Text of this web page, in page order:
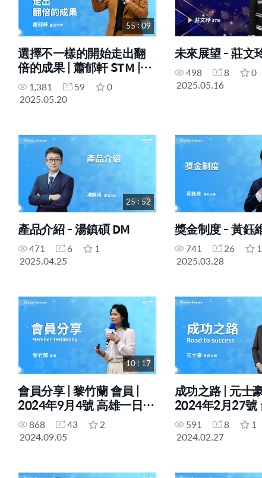
55 : 09
選擇不一樣的開始走出翻
倍的成果 | 蕭郁軒 STM |
2025年05月14號 高雄一日
研討會
1,381 59
0
2025.05.20
未來展望 - 莊文
498 8
0
2025.05.16
25 : 52
產品介紹 - 湯鎮碩 DM
471 6
1
2025.04.25
獎金制度 - 黃鈺
741 26
1
2025.03.28
10 : 17
會員分享 | 黎竹蘭 會員 |
2024年9月4號 高雄一日研
討會
868 43
2
2024.09.05
成功之路 | 元士豪 RM |
2024年2月27號
研討會
591 8
1
2024.02.27